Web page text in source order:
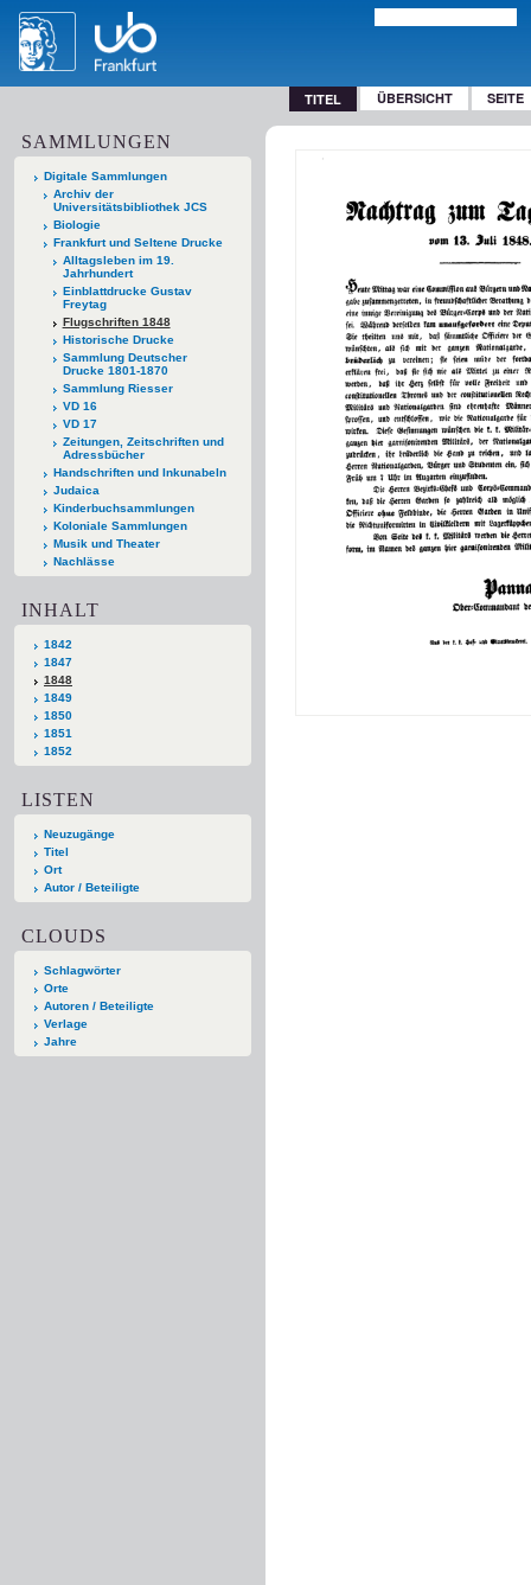
TITEL ÜBERSICHT SEITE
SAMMLUNGEN
Digitale Sammlungen
Archiv der
Universitätsbibliothek JCS
Biologie
Frankfurt und Seltene Drucke
Alltagsleben im 19.
Jahrhundert
Einblattdrucke Gustav
Freytag
Flugschriften 1848
Historische Drucke
Sammlung Deutscher
Drucke 1801-1870
Sammlung Riesser
VD 16
VD 17
Zeitungen, Zeitschriften und
Adressbücher
Handschriften und Inkunabeln
Judaica
Kinderbuchsammlungen
Koloniale Sammlungen
Musik und Theater
Nachlässe
INHALT
1842
1847
1848
1849
1850
1851
1852
LISTEN
Neuzugänge
Titel
Ort
Autor / Beteiligte
CLOUDS
Schlagwörter
Orte
Autoren / Beteiligte
Verlage
Jahre